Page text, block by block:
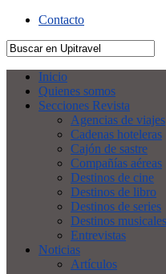
Contacto
Inicio
Quienes somos
Secciones Revista
Agencias de viajes
Cadenas hoteleras
Cajón de sastre
Compañías aéreas
Destinos de cine
Destinos de libro
Destinos de series
Destinos musicales
Entrevistas
Noticias
Artículos